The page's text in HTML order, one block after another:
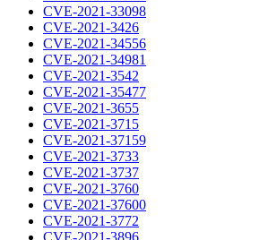
CVE-2021-33098
CVE-2021-3426
CVE-2021-34556
CVE-2021-34981
CVE-2021-3542
CVE-2021-35477
CVE-2021-3655
CVE-2021-3715
CVE-2021-37159
CVE-2021-3733
CVE-2021-3737
CVE-2021-3760
CVE-2021-37600
CVE-2021-3772
CVE-2021-3896